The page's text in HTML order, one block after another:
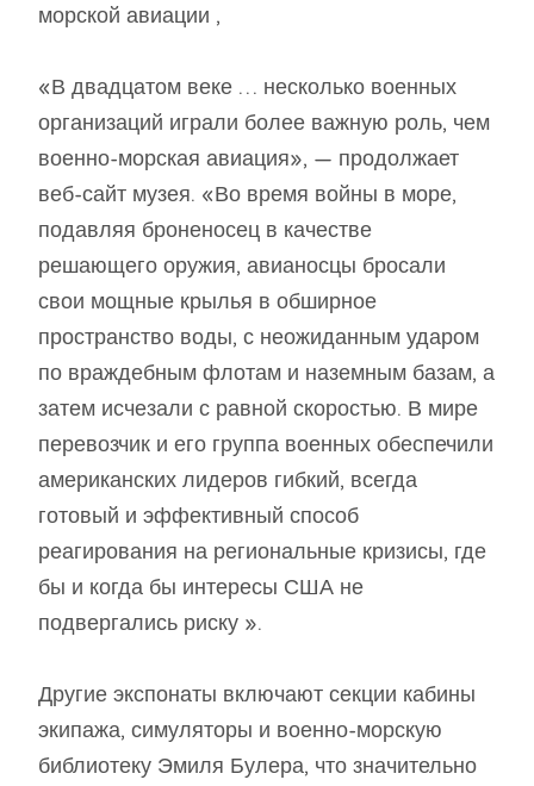
морской авиации ,
«В двадцатом веке … несколько военных
организаций играли более важную роль, чем
военно-морская авиация», — продолжает
веб-сайт музея. «Во время войны в море,
подавляя броненосец в качестве
решающего оружия, авианосцы бросали
свои мощные крылья в обширное
пространство воды, с неожиданным ударом
по враждебным флотам и наземным базам, а
затем исчезали с равной скоростью. В мире
перевозчик и его группа военных обеспечили
американских лидеров гибкий, всегда
готовый и эффективный способ
реагирования на региональные кризисы, где
бы и когда бы интересы США не
подвергались риску ».
Другие экспонаты включают секции кабины
экипажа, симуляторы и военно-морскую
библиотеку Эмиля Булера, что значительно